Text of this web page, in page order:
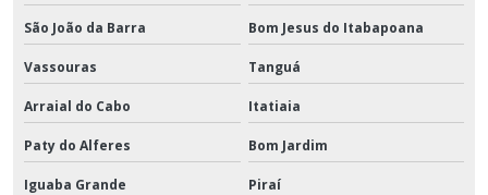
São João da Barra Bom Jesus do Itabapoana
Vassouras Tanguá
Arraial do Cabo Itatiaia
Paty do Alferes Bom Jardim
Iguaba Grande Piraí